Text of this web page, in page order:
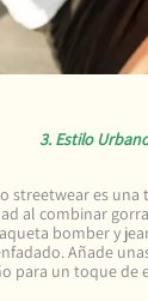
3. Estilo
streetwear es
al combinar
bomber y
Añade
para un toque de